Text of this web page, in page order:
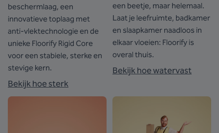
beschermlaag, een
innovatieve toplaag met
anti-vlektechnologie en de
unieke Floorify Rigid Core
voor een stabiele, sterke en
stevige kern.
Bekijk hoe sterk
een beetje, maar helemaal.
Laat je leefruimte, badkamer
en slaapkamer naadloos in
elkaar vloeien: Floorify is
overal thuis.
Bekijk hoe watervast